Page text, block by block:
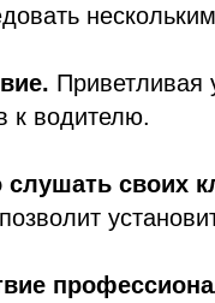
Приветливая
к водителю.
своих